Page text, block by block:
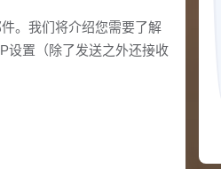
。 我们将介绍您需要了解
设置（除了发送之外还接收